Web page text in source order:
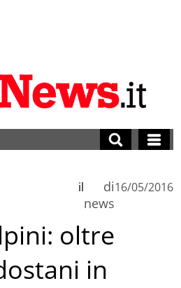
di
news
il 16/05/2016
oltre
in